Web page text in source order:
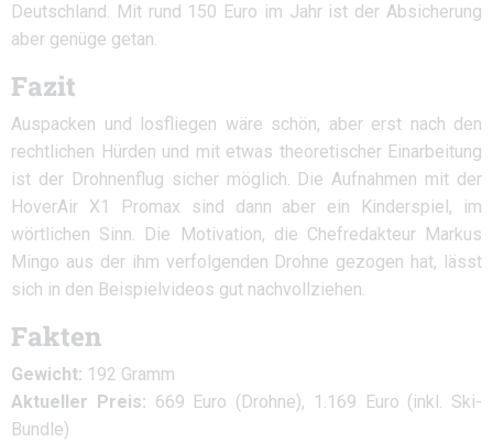
Deutschland. Mit rund 150 Euro im Jahr ist der Absicherung
aber genüge getan.
Fazit
Auspacken und losfliegen wäre schön, aber erst nach den
rechtlichen Hürden und mit etwas theoretischer Einarbeitung
ist der Drohnenflug sicher möglich. Die Aufnahmen mit der
HoverAir X1 Promax sind dann aber ein Kinderspiel, im
wörtlichen Sinn. Die Motivation, die Chefredakteur Markus
Mingo aus der ihm verfolgenden Drohne gezogen hat, lässt
sich in den Beispielvideos gut nachvollziehen.
Fakten
Gewicht: 192 Gramm
Aktueller Preis: 669 Euro (Drohne), 1.169 Euro (inkl. Ski-
Bundle)